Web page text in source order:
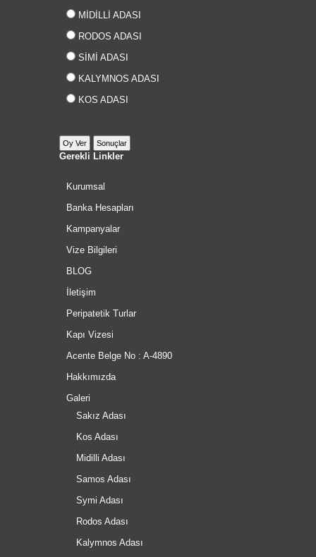
MİDİLLİ ADASI
RODOS ADASI
SİMİ ADASI
KALYMNOS ADASI
KOS ADASI
Gerekli Linkler
Kurumsal
Banka Hesapları
Kampanyalar
Vize Bilgileri
BLOG
İletişim
Peripatetik Turlar
Kapı Vizesi
Acente Belge No : A-4890
Hakkımızda
Galeri
Sakız Adası
Kos Adası
Midilli Adası
Samos Adası
Symi Adası
Rodos Adası
Kalymnos Adası